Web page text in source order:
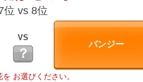
位 vs 8位
VS
？
お選びください。